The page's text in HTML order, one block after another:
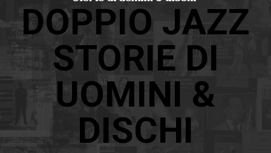
DOPPIO JAZZ
STORIE DI
UOMINI &
DISCHI